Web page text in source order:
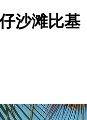
沙滩比基